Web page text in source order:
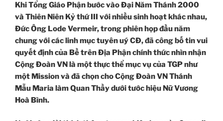
Khi Tổng Giáo Phận bước vào Đại Năm Thánh 2000
và Thiên Niên Kỷ thứ III với nhiều sinh hoạt khác nhau,
Đức Ông Lode Vermeir, trong phiên họp đầu năm
chung với các linh mục tuyên uý CĐ, đã công bố tin vui
quyết định của Bề trên Địa Phận chính thức nhìn nhận
Cộng Đoàn VN là một thực thể mục vụ của TGP như
một Mission và đã chọn cho Cộng Đoàn VN Thánh
Mẫu Maria làm Quan Thầy dưới tước hiệu Nữ Vương
Hoà Bình.